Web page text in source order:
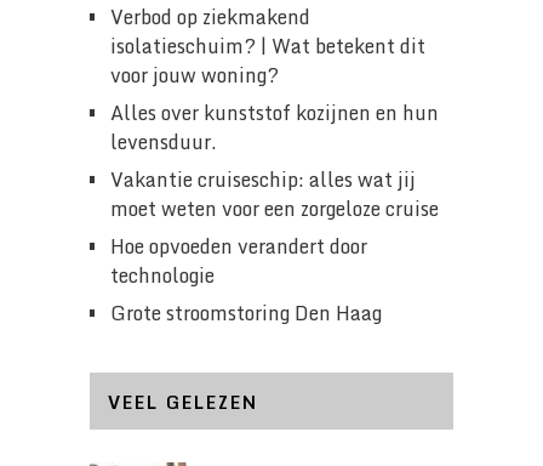
Verbod op ziekmakend
isolatieschuim? | Wat betekent dit
voor jouw woning?
Alles over kunststof kozijnen en hun
levensduur.
Vakantie cruiseschip: alles wat jij
moet weten voor een zorgeloze cruise
Hoe opvoeden verandert door
technologie
Grote stroomstoring Den Haag
VEEL GELEZEN